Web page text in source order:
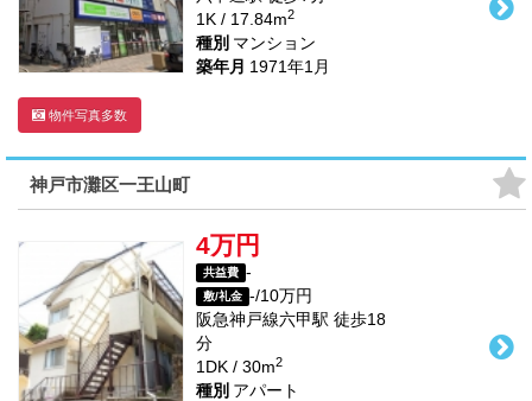
物件写真多数
1K / 17.84m2
種別 マンション
築年月 1971年1月
神戸市灘区一王山町
4万円
共益費 -
敷/礼金 -/10万円
阪急神戸線六甲駅 徒歩18
分
1DK / 30m2
種別 アパート